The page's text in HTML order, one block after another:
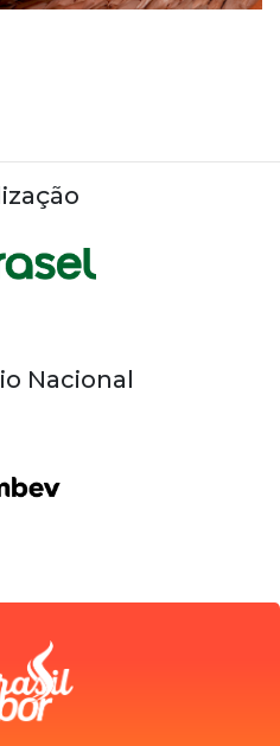
Nacional